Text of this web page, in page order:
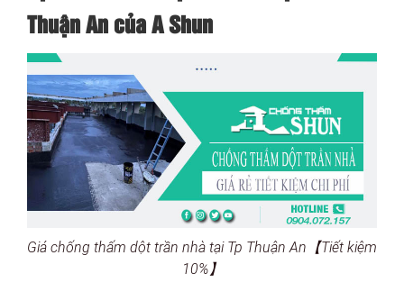
Thuận An của A Shun
Giá chống thấm dột trần nhà tại Tp Thuận An【Tiết kiệm
10%】